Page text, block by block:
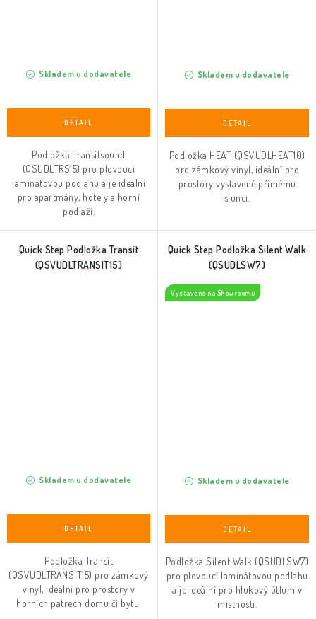
Skladem u dodavatele
Podložka Transitsound
(QSUDLTRS15) pro plovoucí
laminátovou podlahu a je ideální
pro apartmány, hotely a horní
podlaží.
Skladem u dodavatele
Podložka HEAT (QSVUDLHEAT10)
pro zámkový vinyl, ideální pro
prostory vystavené přímému
slunci.
Quick Step Podložka Transit
(QSVUDLTRANSIT15)
Skladem u dodavatele
Podložka Transit
(QSVUDLTRANSIT15) pro zámkový
vinyl, ideální pro prostory v
horních patrech domu či bytu.
Quick Step Podložka Silent Walk
(QSUDLSW7)
Vystaveno na Showroomu
Skladem u dodavatele
Podložka Silent Walk (QSUDLSW7)
pro plovoucí laminátovou podlahu
a je ideální pro hlukový útlum v
místnosti.